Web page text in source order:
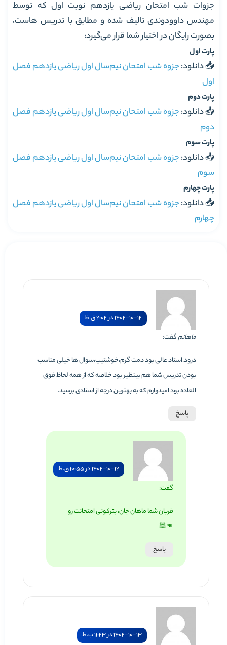
جزوات شب امتحان ریاضی یازدهم نوبت اول که توسط
مهندس داوودوندی تالیف شده و مطابق با تدریس هاست،
بصورت رایگان در اختیار شما قرار می‌گیرد:
پارت اول
📥 دانلود:جزوه شب امتحان نیم‌سال اول ریاضی یازدهم فصل
اول
پارت دوم
📥 دانلود:جزوه شب امتحان نیم‌سال اول ریاضی یازدهم فصل
دوم
پارت سوم
📥 دانلود:جزوه شب امتحان نیم‌سال اول ریاضی یازدهم فصل
سوم
پارت چهارم
📥 دانلود:جزوه شب امتحان نیم‌سال اول ریاضی یازدهم فصل
چهارم
ماهانمگفت:
1402-10-12 در 2:02 ق.ظ
درود.استاد عالی بود دمت گرم،خوشتیپ،سوال ها خیلی مناسب
بودن تدریس شما هم بینظیر بود خلاصه که از همه لحاظ فوق
العاده بود امیدوارم که به بهترین درجه از استادی برسید.
پاسخ
گفت:
1402-10-12 در 10:55 ق.ظ
قربان شما ماهان جان، بترکونی امتحانت رو
👊🏻
پاسخ
1402-10-13 در 11:23 ب.ظ